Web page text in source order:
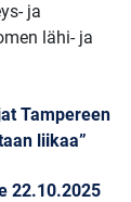
ja
lähi- ja
Tampereen
liikaa”
22.10.2025